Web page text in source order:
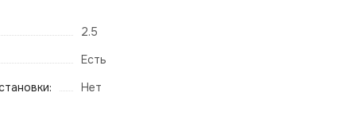
2.5
Есть
Нет